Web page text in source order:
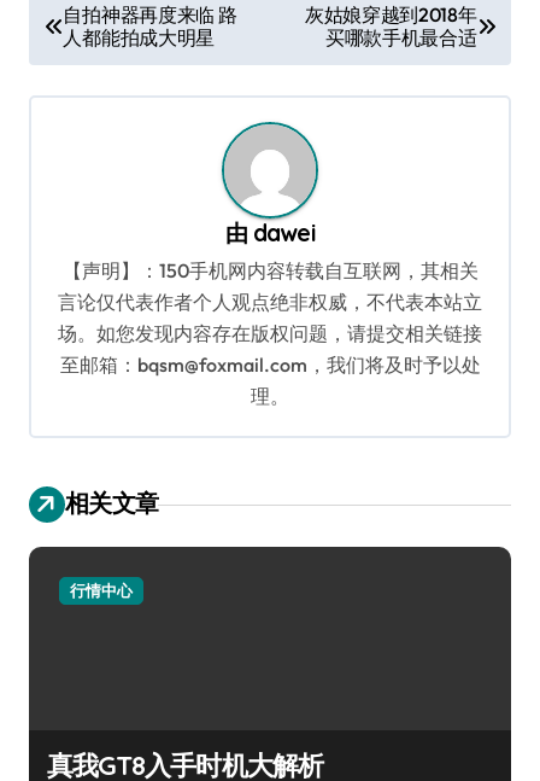
章
导
自拍神器再度来临 路
人都能拍成大明星
灰姑娘穿越到2018年
买哪款手机最合适
由 dawei
【声明】：150手机网内容转载自互联网，其相关
言论仅代表作者个人观点绝非权威，不代表本站立
场。如您发现内容存在版权问题，请提交相关链接
至邮箱：bqsm@foxmail.com，我们将及时予以处
理。
相关文章
行情中心
真我GT8入手时机大解析